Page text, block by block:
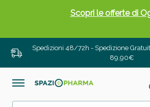
Spedizioni 48/72h - Spedizione
89,90€
Scopri le offerte di